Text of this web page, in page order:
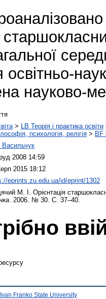
освітньо-
науково-
> LB Теорія і практика освіти
психологія, релігія > BF
2008 14:59
2015 18:12
eprints.zu.edu.ua/id/eprint/1302
М. І.
Орієнтація
. 2006. № 30. С. 37–40.
Franko State University